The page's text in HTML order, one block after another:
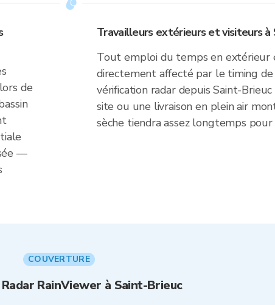
de
—
Travailleurs extérieurs et visiteurs à
Tout emploi du temps en extérieur
directement affecté par le timing
vérification radar depuis Saint-
site ou une livraison en plein air
sèche tiendra assez longtemps
COUVERTURE
RainViewer à Saint-Brieuc